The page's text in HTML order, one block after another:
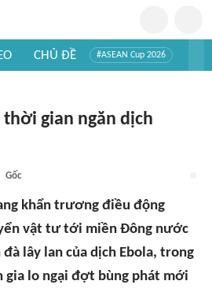
CHỦ ĐỀ #ASEAN Cup 2026
thời gian ngăn dịch
Gốc
khẩn trương điều động
vật tư tới miền Đông nước
đà lây lan của dịch Ebola, trong
gia lo ngại đợt bùng phát mới